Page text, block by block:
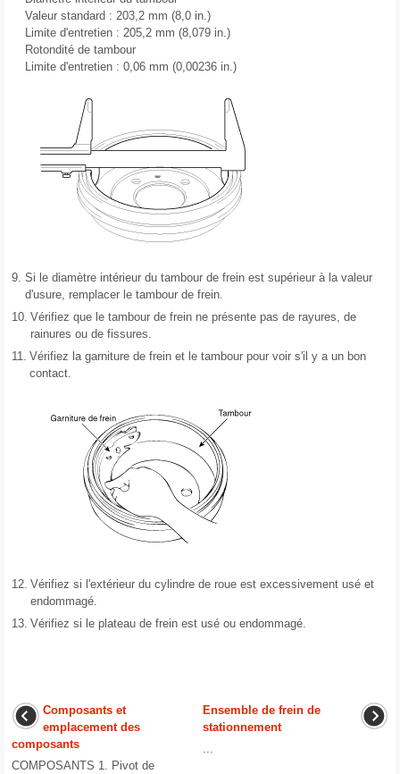
Valeur standard : 203,2 mm (8,0 in.)
Limite d'entretien : 205,2 mm (8,079 in.)
Rotondité de tambour
Limite d'entretien : 0,06 mm (0,00236 in.)
9. Si le diamètre intérieur du tambour de frein est supérieur à la valeur
d'usure, remplacer le tambour de frein.
10. Vérifiez que le tambour de frein ne présente pas de rayures, de
rainures ou de fissures.
11. Vérifiez la garniture de frein et le tambour pour voir s'il y a un bon
contact.
12. Vérifiez si l'extérieur du cylindre de roue est excessivement usé et
endommagé.
13. Vérifiez si le plateau de frein est usé ou endommagé.
Composants et
emplacement des
composants
COMPOSANTS 1. Pivot de
Ensemble de frein de
stationnement
...